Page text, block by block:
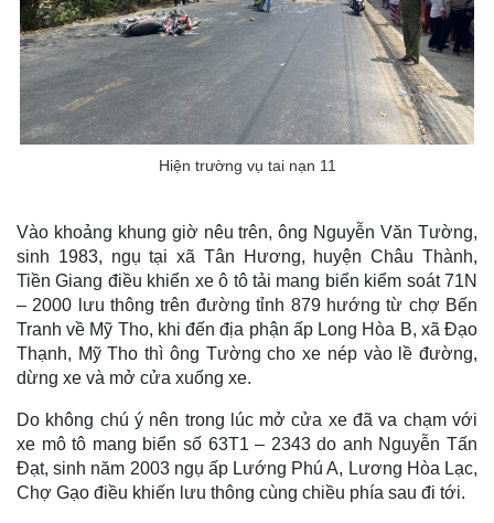
Hiện trường vụ tai nạn 11
Vào khoảng khung giờ nêu trên, ông Nguyễn Văn Tường,
sinh 1983, ngụ tại xã Tân Hương, huyện Châu Thành,
Tiền Giang điều khiển xe ô tô tải mang biển kiểm soát 71N
– 2000 lưu thông trên đường tỉnh 879 hướng từ chợ Bến
Tranh về Mỹ Tho, khi đến địa phận ấp Long Hòa B, xã Đạo
Thạnh, Mỹ Tho thì ông Tường cho xe nép vào lề đường,
dừng xe và mở cửa xuống xe.
Do không chú ý nên trong lúc mở cửa xe đã va chạm với
xe mô tô mang biển số 63T1 – 2343 do anh Nguyễn Tấn
Đạt, sinh năm 2003 ngụ ấp Lướng Phú A, Lương Hòa Lạc,
Chợ Gạo điều khiến lưu thông cùng chiều phía sau đi tới.